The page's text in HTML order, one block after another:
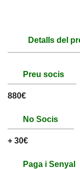
Detalls del
Preu socis
880€
No Socis
+ 30€
Paga i Senyal